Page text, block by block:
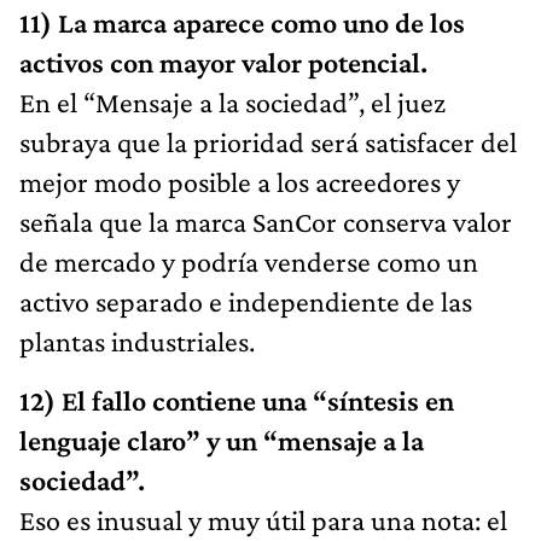
11) La marca aparece como uno de los
activos con mayor valor potencial.
En el “Mensaje a la sociedad”, el juez
subraya que la prioridad será satisfacer del
mejor modo posible a los acreedores y
señala que la marca SanCor conserva valor
de mercado y podría venderse como un
activo separado e independiente de las
plantas industriales.
12) El fallo contiene una “síntesis en
lenguaje claro” y un “mensaje a la
sociedad”.
Eso es inusual y muy útil para una nota: el